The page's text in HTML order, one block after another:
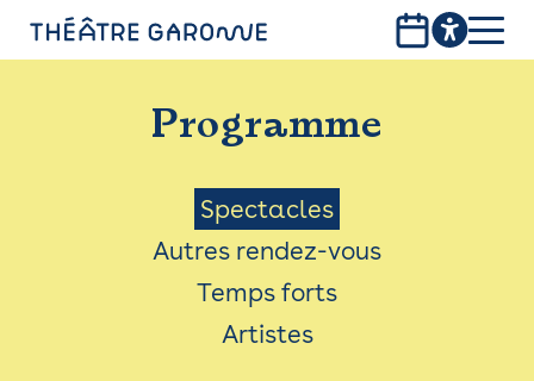
PROGRAMME
INFOS PRATIQUES
AVEC LES PUBLICS
ACCESSIBILITÉ
LES PRODUCTIONS
Programme
Menu
Saison
Spectacles
Autres rendez-vous
Temps forts
Artistes